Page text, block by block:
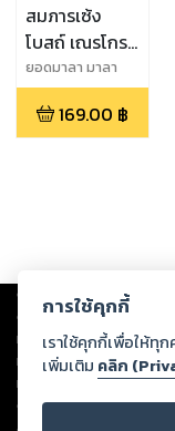
สมภารเซ้ง
โบสถ์ เณรโกรธ
มาม่าหมด
ยอดมาลา มาลา
169.00 ฿
Copyright © 2026
ต่อผลงานหรือเนื้อหาใดที่อั
ทรัพย์สินทางปัญญาของบุค
ทุกท่านโปรดใช้วิจารณญา
หนึ่งส่วนใดขัดต่อกฎหมายแ
ดำเนินการในทันที ทั้งนี้
การใช้คุกกี้
เราใช้คุกกี้เพื่อให้ทุ
เพิ่มเติม คลิก